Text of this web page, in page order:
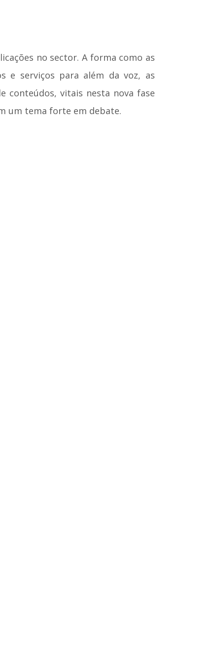
no sector. A forma como as
e serviços para além da voz, as
conteúdos, vitais nesta nova fase
um tema forte em debate.